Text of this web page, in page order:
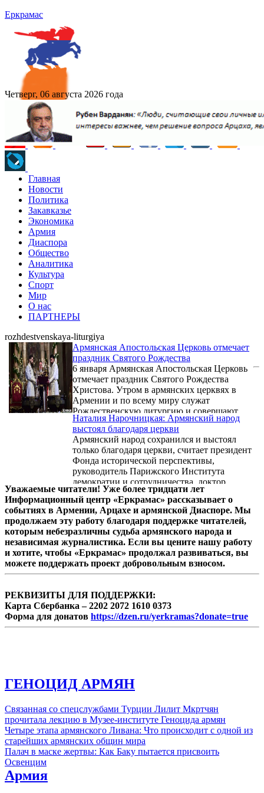
Еркрамас
Четверг, 06 августа 2026 года
Главная
Новости
Политика
Закавказье
Экономика
Армия
Диаспора
Общество
Аналитика
Культура
Спорт
Мир
О нас
ПАРТНЕРЫ
rozhdestvenskaya-liturgiya
Армянская Апостольская Церковь отмечает
праздник Святого Рождества
6 января Армянская Апостольская Церковь
отмечает праздник Святого Рождества
Христова. Утром в армянских церквях в
Армении и по всему миру служат
Рождественскую литургию и совершают
церемонию освящения воды.
Наталия Нарочницкая: Армянский народ
выстоял благодаря церкви
Армянский народ сохранился и выстоял
только благодаря церкви, считает президент
Фонда исторической перспективы,
руководитель Парижского Института
демократии и сотрудничества, доктор
исторических наук Наталия Нарочницкая.
Уважаемые читатели! Уже более тридцати лет
Информационный центр «Еркрамас» рассказывает о
событиях в Армении, Арцахе и армянской Диаспоре. Мы
продолжаем эту работу благодаря поддержке читателей,
которым небезразличны судьба армянского народа и
независимая журналистика. Если вы цените нашу работу
и хотите, чтобы «Еркрамас» продолжал развиваться, вы
можете поддержать проект добровольным взносом.
РЕКВИЗИТЫ ДЛЯ ПОДДЕРЖКИ:
Карта Сбербанка – 2202 2072 1610 0373
Форма для донатов https://dzen.ru/yerkramas?donate=true
ГЕНОЦИД АРМЯН
Связанная со спецслужбами Турции Лилит Мкртчян
прочитала лекцию в Музее-институте Геноцида армян
Четыре этапа армянского Ливана: Что происходит с одной из
старейших армянских общин мира
Палач в маске жертвы: Как Баку пытается присвоить
Освенцим
Армия